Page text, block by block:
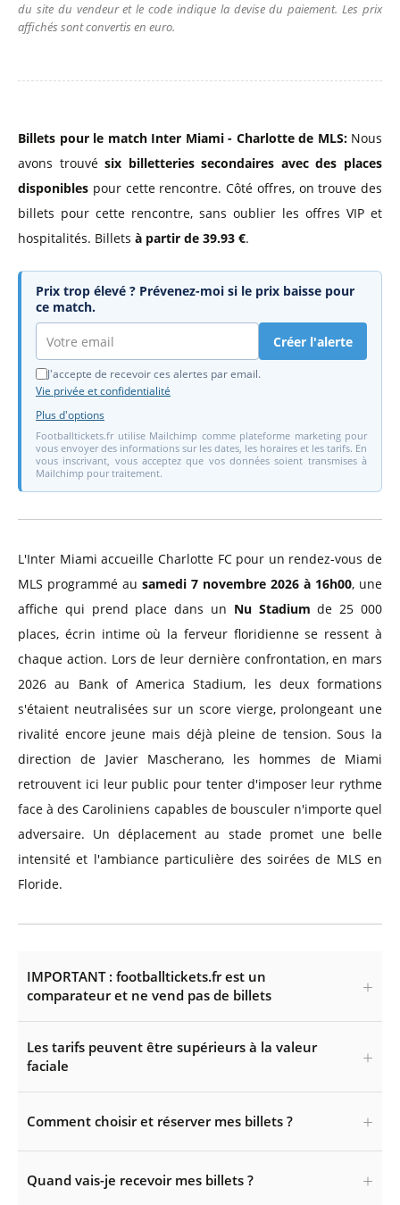
du site du vendeur et le code indique la devise du paiement. Les prix
affichés sont convertis en euro.
Billets pour le match Inter Miami - Charlotte de MLS:Nous
avons trouvésix billetteries secondaires avec des places
disponibles pour cette rencontre. Côté offres, on trouve des
billets pour cette rencontre, sans oublier les offres VIP et
hospitalités. Billets à partir de 39.93 €.
Prix trop élevé ? Prévenez-moi si le prix baisse pour
ce match.
Créer l'alerte
J'accepte de recevoir ces alertes par email.
Vie privée et confidentialité
Plus d'options
Footballtickets.fr utilise Mailchimp comme plateforme marketing pour
vous envoyer des informations sur les dates, les horaires et les tarifs. En
vous inscrivant, vous acceptez que vos données soient transmises à
Mailchimp pour traitement.
L'Inter Miami accueille Charlotte FC pour un rendez-vous de
MLS programmé au samedi 7 novembre 2026 à 16h00, une
affiche qui prend place dans un Nu Stadium de 25 000
places, écrin intime où la ferveur floridienne se ressent à
chaque action. Lors de leur dernière confrontation, en mars
2026 au Bank of America Stadium, les deux formations
s'étaient neutralisées sur un score vierge, prolongeant une
rivalité encore jeune mais déjà pleine de tension. Sous la
direction de Javier Mascherano, les hommes de Miami
retrouvent ici leur public pour tenter d'imposer leur rythme
face à des Caroliniens capables de bousculer n'importe quel
adversaire. Un déplacement au stade promet une belle
intensité et l'ambiance particulière des soirées de MLS en
Floride.
IMPORTANT : footballtickets.fr est un
comparateur et ne vend pas de billets
Les tarifs peuvent être supérieurs à la valeur
faciale
Comment choisir et réserver mes billets ?
Quand vais-je recevoir mes billets ?